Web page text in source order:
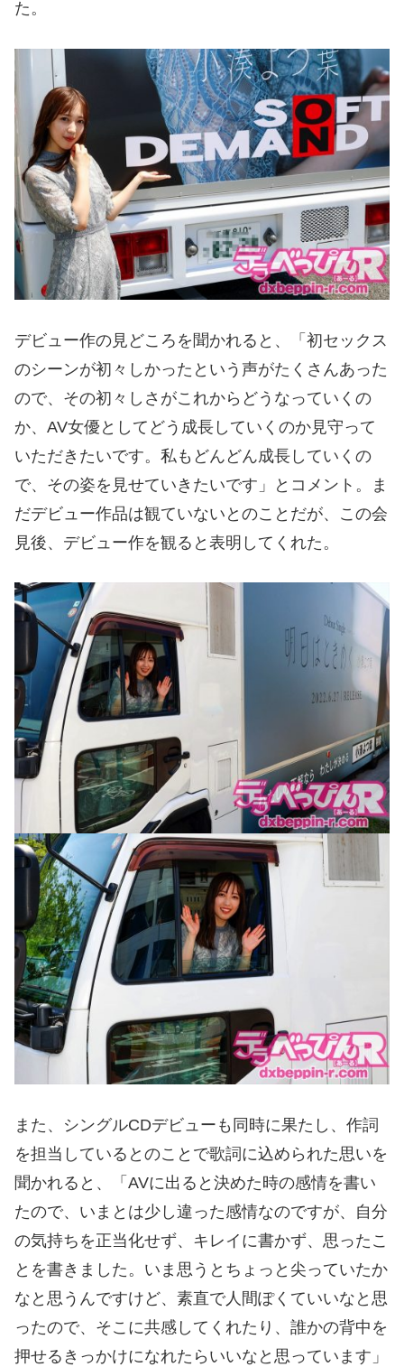
た。
デビュー作の見どころを聞かれると、「初セックス
のシーンが初々しかったという声がたくさんあった
ので、その初々しさがこれからどうなっていくの
か、AV女優としてどう成長していくのか見守って
いただきたいです。私もどんどん成長していくの
で、その姿を見せていきたいです」とコメント。ま
だデビュー作品は観ていないとのことだが、この会
見後、デビュー作を観ると表明してくれた。
また、シングルCDデビューも同時に果たし、作詞
を担当しているとのことで歌詞に込められた思いを
聞かれると、「AVに出ると決めた時の感情を書い
たので、いまとは少し違った感情なのですが、自分
の気持ちを正当化せず、キレイに書かず、思ったこ
とを書きました。いま思うとちょっと尖っていたか
なと思うんですけど、素直で人間ぽくていいなと思
ったので、そこに共感してくれたり、誰かの背中を
押せるきっかけになれたらいいなと思っています」